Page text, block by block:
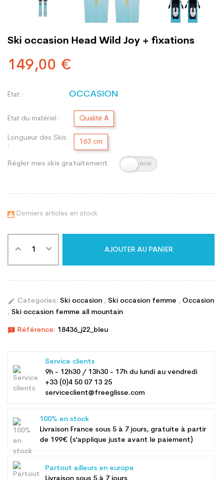
Ski occasion Head Wild Joy + fixations
149,00 €
État : OCCASION
Etat du matériel : Qualité A
Longueur des Skis
:
163 cm
Régler mes skis gratuitement
 Derniers articles en stock
AJOUTER AU PANIER
edit Categories: Ski occasion , Ski occasion femme , Occasion
, Ski occasion femme all mountain
announcement Référence: 18436_j22_bleu
Service clients
9h - 12h30 / 13h30 - 17h du lundi au vendredi
+33 (0)4 50 07 13 25
serviceclient@freeglisse.com
100% en stock
Livraison France sous 5 à 7 jours, gratuite à partir
de 199€ (s'applique juste avant le paiement)
Partout ailleurs en europe